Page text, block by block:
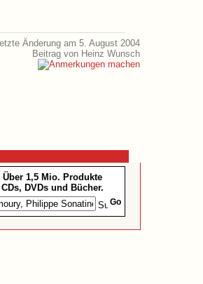
Änderung am 5. August 2004
Beitrag von Heinz Wunsch
Über 1,5 Mio. Produkte
CDs, DVDs und Bücher.
Go